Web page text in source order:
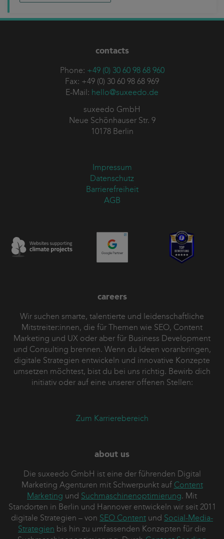
contacts
Phone: +49 (0) 30 60 98 68 960
Fax: +49 (0) 30 60 98 68 969
E-Mail: hello@suxeedo.de
suxeedo GmbH
Neue Schönhauser Str. 9
10178 Berlin
Impressum
Datenschutz
Barrierefreiheit
AGB
careers
Wir suchen smarte, talentierte und leidenschaftliche
Mitstreiter:innen, die für Themen wie SEO, Content
Marketing und UX oder aber für Business Development
und Consulting brennen. Wenn du Ideen voranbringen,
digitale Strategien entwickeln und innovative Konzepte
umsetzen möchtest, bist du bei uns richtig. Bewirb dich
initiativ oder auf eine unserer offenen Stellen:
Zum Karrierebereich
about us
Die suxeedo GmbH ist eine der führenden Digital
Marketing Agenturen mit Schwerpunkt auf Content
Marketing und Suchmaschinenoptimierung. Mit
Standorten in Berlin und Hannover entwickeln wir seit 2011
digitale Strategien – von SEO Content und Social-Media-
Strategien bis hin zu umfassenden Konzepten für die